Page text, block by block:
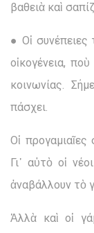
βαθειὰ καὶ
● Οἱ συνέπειες
οἰκογένεια,
κοινωνίας.
πάσχει.
Οἱ
Γι᾽ αὐτὸ οἱ
ἀναβάλλουν τὸ
Ἀλλὰ καὶ οἱ